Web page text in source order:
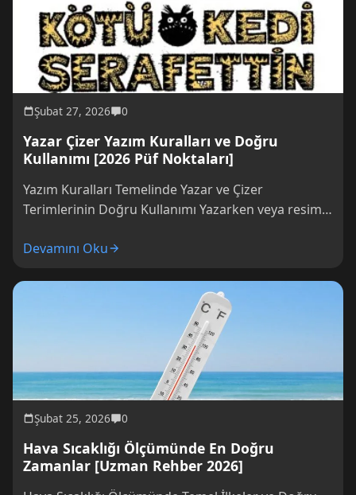
Şubat 27, 2026 0
Yazar Çizer Yazım Kuralları ve Doğru
Kullanımı [2026 Püf Noktaları]
Yazım Kuralları Temelinde Yazar ve Çizer
Terimlerinin Doğru Kullanımı Yazarken veya resim
nasıl ve...
Devamını Oku
Şubat 25, 2026 0
Hava Sıcaklığı Ölçümünde En Doğru
Zamanlar [Uzman Rehber 2026]